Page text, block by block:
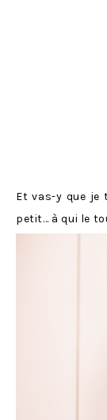
Et vas-y que je
petit… à qui le